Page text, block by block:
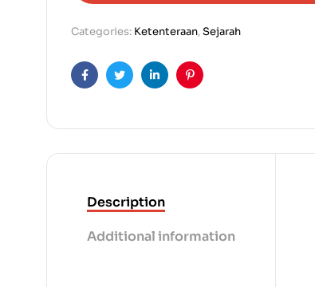
Categories: Ketenteraan,Sejarah
FacebookTwitterLinkedinPinterest
Description
Additional information